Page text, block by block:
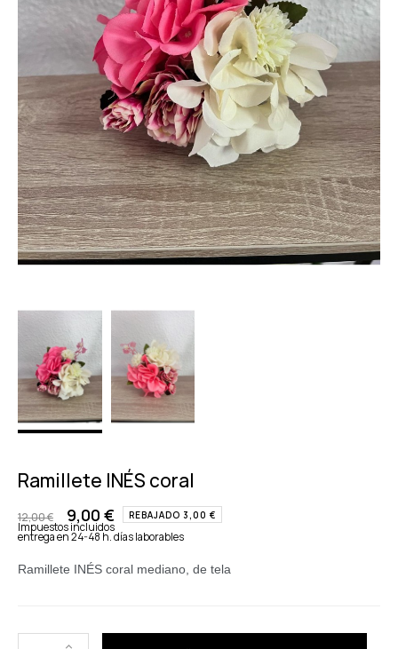
Ramillete INÉS coral
12,00 € 9,00 € REBAJADO 3,00 €
Impuestos incluidos
entrega en 24-48 h. días laborables
Ramillete INÉS coral mediano, de tela